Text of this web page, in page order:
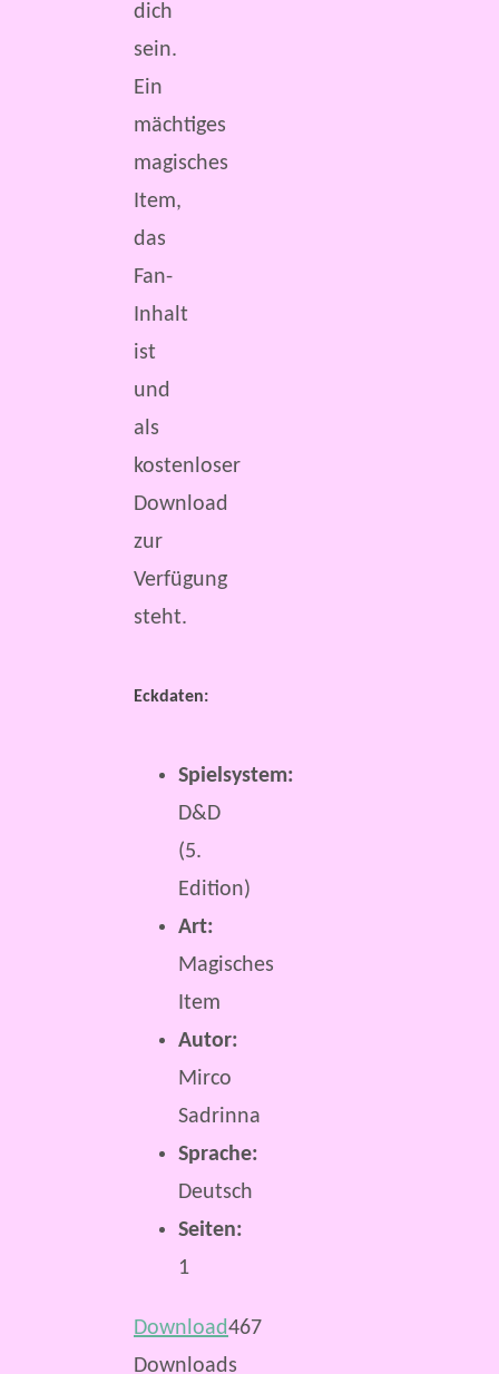
dich
sein.
Ein
mächtiges
magisches
Item,
das
Fan-
Inhalt
ist
und
als
kostenloser
Download
zur
Verfügung
steht.
Eckdaten:
Spielsystem:
D&D
(5.
Edition)
Art:
Magisches
Item
Autor:
Mirco
Sadrinna
Sprache:
Deutsch
Seiten:
1
Download467
Downloads